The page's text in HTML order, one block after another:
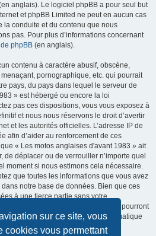
sur ce site, vous
cookies vous permettant
anglais). Le logiciel phpBB a pour seul but
et phpBB Limited ne peut en aucun cas
la conduite et du contenu que nous
pas. Pour plus d’informations concernant
de phpBB (en anglais).
contenu à caractère abusif, obscène,
pornographique, etc. qui pourrait
pays, du pays dans lequel le serveur de
» est hébergé ou encore la loi
pas ces dispositions, vous vous exposez à
et nous nous réservons le droit d’avertir
et les autorités officielles. L’adresse IP de
afin d’aider au renforcement de ces
« Les motos anglaises d'avant 1983 » ait
de déplacer ou de verrouiller n’importe quel
moment si nous estimons cela nécessaire.
que toutes les informations que vous avez
notre base de données. Bien que ces
à une tierce partie sans votre
d'avant 1983 », ni phpBB, ne pourront
cas de tentative de piratage informatique